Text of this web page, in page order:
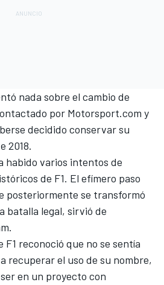
nada sobre el cambio de
por Motorsport.com y
decidido conservar su
2018.
habido varios intentos de
de F1. El efímero paso
posteriormente se transformó
batalla legal, sirvió de
F1 reconoció que no se sentía
recuperar el uso de su nombre,
en un proyecto con